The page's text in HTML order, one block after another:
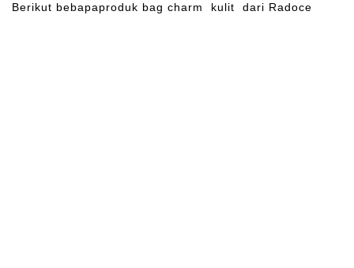
Berikut bebapaproduk bag charm kulit dari Radoce